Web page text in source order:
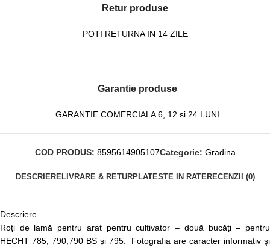
Retur produse
POTI RETURNA IN 14 ZILE
Garantie produse
GARANTIE COMERCIALA 6, 12 si 24 LUNI
COD PRODUS: 8595614905107Categorie: Gradina
DESCRIERELIVRARE & RETURPLATESTE IN RATERECENZII (0)
Descriere
Roți de lamă pentru arat pentru cultivator – două bucăți – pentru
HECHT 785, 790,790 BS și 795. Fotografia are caracter informativ şi